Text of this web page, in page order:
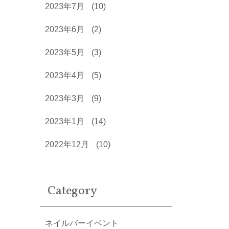
2023年7月 (10)
2023年6月 (2)
2023年5月 (3)
2023年4月 (5)
2023年3月 (9)
2023年1月 (14)
2022年12月 (10)
Category
ネイルバーイベント